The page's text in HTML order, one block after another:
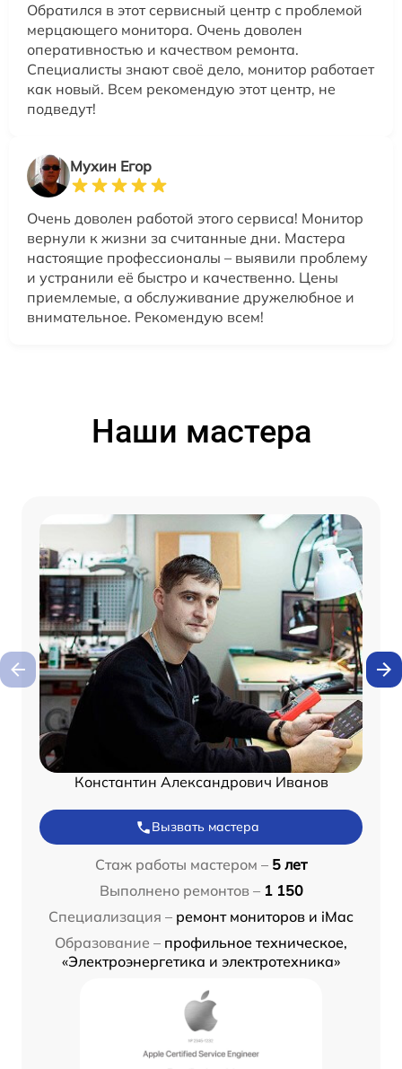
Обратился в этот сервисный центр с проблемой
мерцающего монитора. Очень доволен
оперативностью и качеством ремонта.
Специалисты знают своё дело, монитор работает
как новый. Всем рекомендую этот центр, не
подведут!
Мухин Егор
Очень доволен работой этого сервиса! Монитор
вернули к жизни за считанные дни. Мастера
настоящие профессионалы – выявили проблему
и устранили её быстро и качественно. Цены
приемлемые, а обслуживание дружелюбное и
внимательное. Рекомендую всем!
Наши мастера
Константин Александрович Иванов
Вызвать мастера
Стаж работы мастером – 5 лет
Выполнено ремонтов – 1 150
Специализация – ремонт мониторов и iMac
Образование – профильное техническое,
«Электроэнергетика и электротехника»